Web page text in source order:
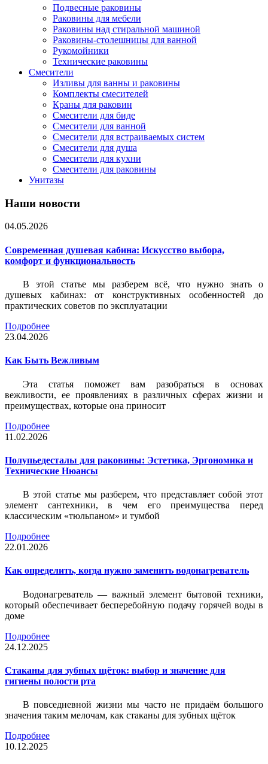
Подвесные раковины
Раковины для мебели
Раковины над стиральной машиной
Раковины-столешницы для ванной
Рукомойники
Технические раковины
Смесители
Изливы для ванны и раковины
Комплекты смесителей
Краны для раковин
Смесители для биде
Смесители для ванной
Смесители для встраиваемых систем
Смесители для душа
Смесители для кухни
Смесители для раковины
Унитазы
Наши новости
04.05.2026
Современная душевая кабина: Искусство выбора,
комфорт и функциональность
В этой статье мы разберем всё, что нужно знать о
душевых кабинах: от конструктивных особенностей до
практических советов по эксплуатации
Подробнее
23.04.2026
Как Быть Вежливым
Эта статья поможет вам разобраться в основах
вежливости, ее проявлениях в различных сферах жизни и
преимуществах, которые она приносит
Подробнее
11.02.2026
Полупьедесталы для раковины: Эстетика, Эргономика и
Технические Нюансы
В этой статье мы разберем, что представляет собой этот
элемент сантехники, в чем его преимущества перед
классическим «тюльпаном» и тумбой
Подробнее
22.01.2026
Как определить, когда нужно заменить водонагреватель
Водонагреватель — важный элемент бытовой техники,
который обеспечивает бесперебойную подачу горячей воды в
доме
Подробнее
24.12.2025
Стаканы для зубных щёток: выбор и значение для
гигиены полости рта
В повседневной жизни мы часто не придаём большого
значения таким мелочам, как стаканы для зубных щёток
Подробнее
10.12.2025